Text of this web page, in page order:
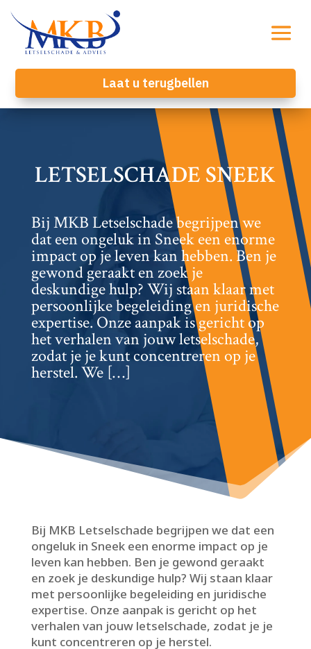
Laat u terugbellen
LETSELSCHADE SNEEK
Bij MKB Letselschade begrijpen we
dat een ongeluk in Sneek een enorme
impact op je leven kan hebben.​ Ben je
gewond geraakt en zoek je
deskundige hulp? Wij staan klaar met
persoonlijke begeleiding en juridische
expertise.​ Onze aanpak is gericht op
het verhalen van jouw letselschade,
zodat je je kunt concentreren op je
herstel.​ We […]
Bij MKB Letselschade begrijpen we dat een
ongeluk in Sneek een enorme impact op je
leven kan hebben.​ Ben je gewond geraakt
en zoek je deskundige hulp? Wij staan klaar
met persoonlijke begeleiding en juridische
expertise.​ Onze aanpak is gericht op het
verhalen van jouw letselschade, zodat je je
kunt concentreren op je herstel.​